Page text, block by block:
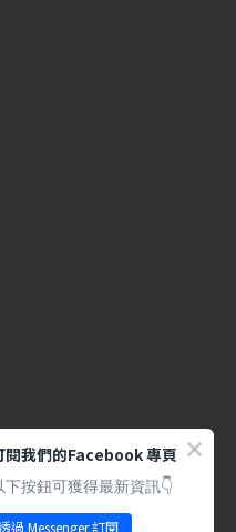
閱我們的Facebook 專頁
下按鈕可獲得最新資訊👇
過 Messenger 訂閱